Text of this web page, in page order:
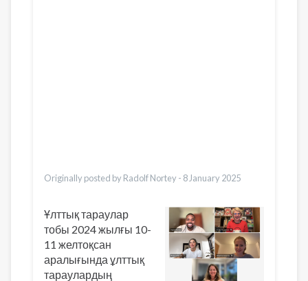
Originally posted by Radolf Nortey - 8 January 2025
Ұлттық тараулар
тобы 2024 жылғы 10-
11 желтоқсан
аралығында ұлттық
тараулардың